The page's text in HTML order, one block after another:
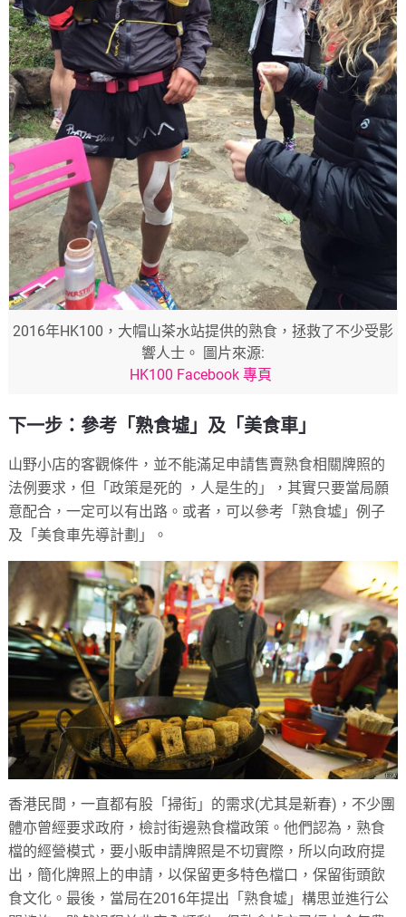
2016年HK100，大帽山茶水站提供的熟食，拯救了不少受影
響人士。 圖片來源:
HK100 Facebook 專頁
下一步：參考「熟食墟」及「美食車」
山野小店的客觀條件，並不能滿足申請售賣熟食相關牌照的
法例要求，但「政策是死的 ，人是生的」，其實只要當局願
意配合，一定可以有出路。或者，可以參考「熟食墟」例子
及「美食車先導計劃」。
香港民間，一直都有股「掃街」的需求(尤其是新春)，不少團
體亦曾經要求政府，檢討街邊熟食檔政策。他們認為，熟食
檔的經營模式，要小販申請牌照是不切實際，所以向政府提
出，簡化牌照上的申請，以保留更多特色檔口，保留街頭飲
食文化。最後，當局在2016年提出「熟食墟」構思並進行公